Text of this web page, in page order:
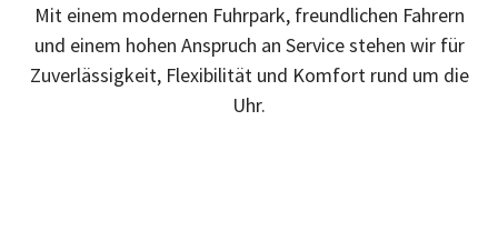
Mit einem modernen Fuhrpark, freundlichen Fahrern
und einem hohen Anspruch an Service stehen wir für
Zuverlässigkeit, Flexibilität und Komfort rund um die
Uhr.